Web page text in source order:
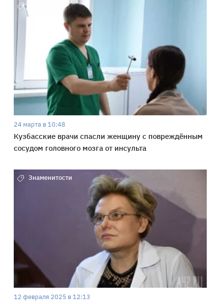
24 марта в 10:48
Кузбасские врачи спасли женщину с повреждённым
сосудом головного мозга от инсульта
Знаменитости
12 февраля 2025 в 12:13